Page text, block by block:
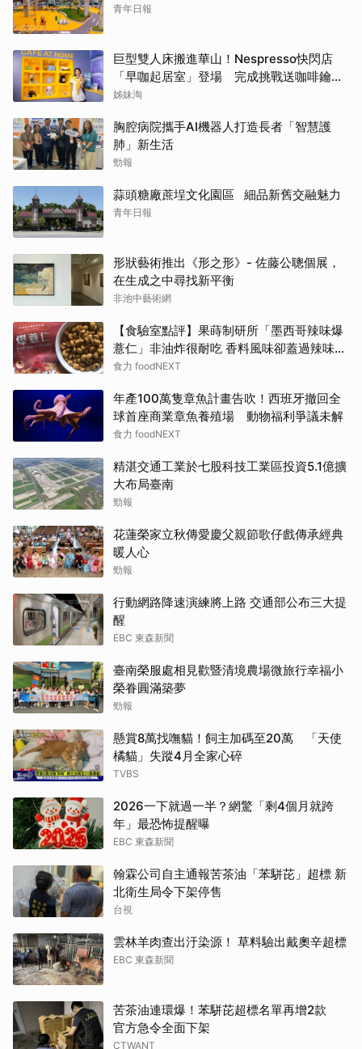
青年日報
巨型雙人床搬進華山！Nespresso快閃店
「早咖起居室」登場 完成挑戰送咖啡鑰匙
圈
姊妹淘
胸腔病院攜手AI機器人打造長者「智慧護
肺」新生活
勁報
蒜頭糖廠蔗埕文化園區 細品新舊交融魅力
青年日報
形狀藝術推出《形之形》- 佐藤公聰個展，
在生成之中尋找新平衡
非池中藝術網
【食驗室點評】果蒔制研所「墨西哥辣味爆
薏仁」非油炸很耐吃 香料風味卻蓋過辣味特
色
食力 foodNEXT
年產100萬隻章魚計畫告吹！西班牙撤回全
球首座商業章魚養殖場 動物福利爭議未解
食力 foodNEXT
精湛交通工業於七股科技工業區投資5.1億擴
大布局臺南
勁報
花蓮榮家立秋傳愛慶父親節歌仔戲傳承經典
暖人心
勁報
行動網路降速演練將上路 交通部公布三大提
醒
EBC 東森新聞
臺南榮服處相見歡暨清境農場微旅行幸福小
榮眷圓滿築夢
勁報
懸賞8萬找嘸貓！飼主加碼至20萬 「天使
橘貓」失蹤4月全家心碎
TVBS
2026一下就過一半？網驚「剩4個月就跨
年」最恐怖提醒曝
EBC 東森新聞
翰霖公司自主通報苦茶油「苯駢芘」超標 新
北衛生局令下架停售
台視
雲林羊肉查出汙染源！ 草料驗出戴奧辛超標
EBC 東森新聞
苦茶油連環爆！苯駢芘超標名單再增2款
官方急令全面下架
CTWANT